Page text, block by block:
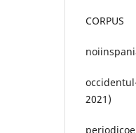
CORPUS
2021)